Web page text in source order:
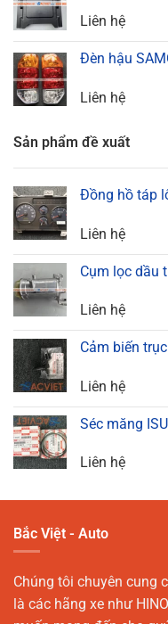
Liên hệ
Đèn hậu
Liên hệ
Sản phẩm đề xuất
Đồng hồ táp
Liên hệ
Cụm lọc dầu
Liên hệ
Cảm biến
Liên hệ
Séc măng
Liên hệ
Bắc Việt - Auto
Chúng tôi chuyên cung
là các hãng xe như